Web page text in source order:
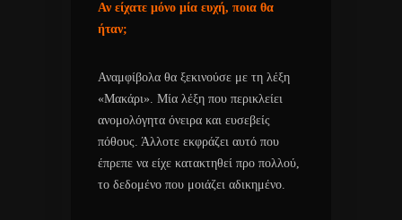
Αν είχατε μόνο μία ευχή, ποια θα
ήταν;
Αναμφίβολα θα ξεκινούσε με τη λέξη
«Μακάρι». Μία λέξη που περικλείει
ανομολόγητα όνειρα και ευσεβείς
πόθους. Άλλοτε εκφράζει αυτό που
έπρεπε να είχε κατακτηθεί προ πολλού,
το δεδομένο που μοιάζει αδικημένο.